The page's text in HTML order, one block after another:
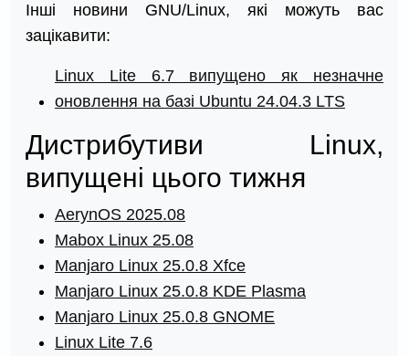
Інші новини GNU/Linux, які можуть вас
зацікавити:
Linux Lite 6.7 випущено як незначне
оновлення на базі Ubuntu 24.04.3 LTS
Дистрибутиви Linux,
випущені цього тижня
AerynOS 2025.08
Mabox Linux 25.08
Manjaro Linux 25.0.8 Xfce
Manjaro Linux 25.0.8 KDE Plasma
Manjaro Linux 25.0.8 GNOME
Linux Lite 7.6